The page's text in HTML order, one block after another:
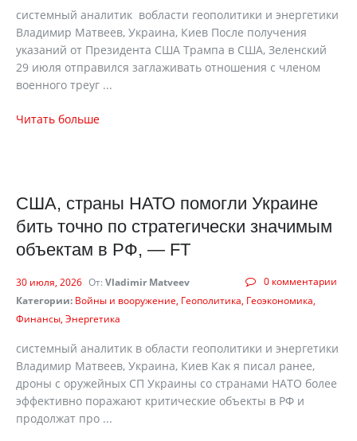
системный аналитик вобласти геополитики и энергетики
Владимир Матвеев, Украина, Киев После получения
указаний от Президента США Трампа в США, Зеленский
29 июля отправился заглаживать отношения с членом
военного треуг ...
Читать больше
США, страны НАТО помогли Украине
бить точно по стратегически значимым
объектам в РФ, — FT
0 комментарии
30 июля, 2026 От: Vladimir Matveev
Категории: Войны и вооружение Геополитика Геоэкономика
Финансы Энергетика
cистемный аналитик в области геополитики и энергетики
Владимир Матвеев, Украина, Киев Как я писал ранее,
дроны с оружейных СП Украины со странами НАТО более
эффективно поражают критические объекты в РФ и
продолжат про ...